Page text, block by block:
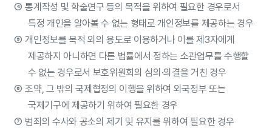
④ 통계작성 및 학술연구 등의 목적을 위하여 필요한 경우로서
특정 개인을 알아볼 수 없는 형태로 개인정보를 제공하는 경우
⑤ 개인정보를 목적 외의 용도로 이용하거나 이를 제3자에게
제공하지 아니하면 다른 법률에서 정하는 소관업무를 수행할
수 없는 경우로서 보호위원회의 심의·의결을 거친 경우
⑥ 조약, 그 밖의 국제협정의 이행을 위하여 외국정부 또는
국제기구에 제공하기 위하여 필요한 경우
⑦ 범죄의 수사와 공소의 제기 및 유지를 위하여 필요한 경우